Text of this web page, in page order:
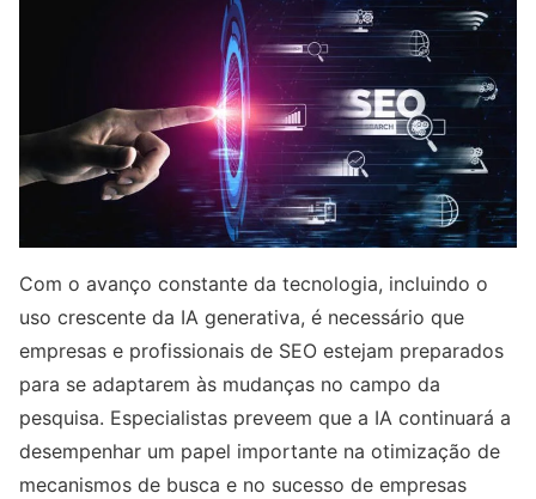
Com o avanço constante da tecnologia, incluindo o
uso crescente da IA generativa, é necessário que
empresas e profissionais de SEO estejam preparados
para se adaptarem às mudanças no campo da
pesquisa. Especialistas preveem que a IA continuará a
desempenhar um papel importante na otimização de
mecanismos de busca e no sucesso de empresas